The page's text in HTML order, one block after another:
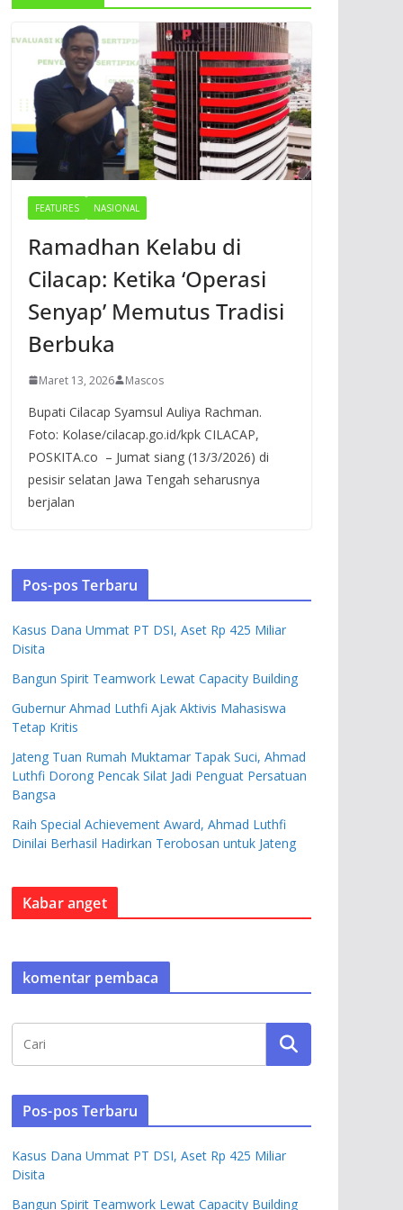
FEATURES NASIONAL
Ramadhan Kelabu di
Cilacap: Ketika ‘Operasi
Senyap’ Memutus Tradisi
Berbuka
Maret 13, 2026 Mascos
Bupati Cilacap Syamsul Auliya Rachman.
Foto: Kolase/cilacap.go.id/kpk CILACAP,
POSKITA.co – Jumat siang (13/3/2026) di
pesisir selatan Jawa Tengah seharusnya
berjalan
Pos-pos Terbaru
Kasus Dana Ummat PT DSI, Aset Rp 425 Miliar
Disita
Bangun Spirit Teamwork Lewat Capacity Building
Gubernur Ahmad Luthfi Ajak Aktivis Mahasiswa
Tetap Kritis
Jateng Tuan Rumah Muktamar Tapak Suci, Ahmad
Luthfi Dorong Pencak Silat Jadi Penguat Persatuan
Bangsa
Raih Special Achievement Award, Ahmad Luthfi
Dinilai Berhasil Hadirkan Terobosan untuk Jateng
Kabar anget
komentar pembaca
Pos-pos Terbaru
Kasus Dana Ummat PT DSI, Aset Rp 425 Miliar
Disita
Bangun Spirit Teamwork Lewat Capacity Building